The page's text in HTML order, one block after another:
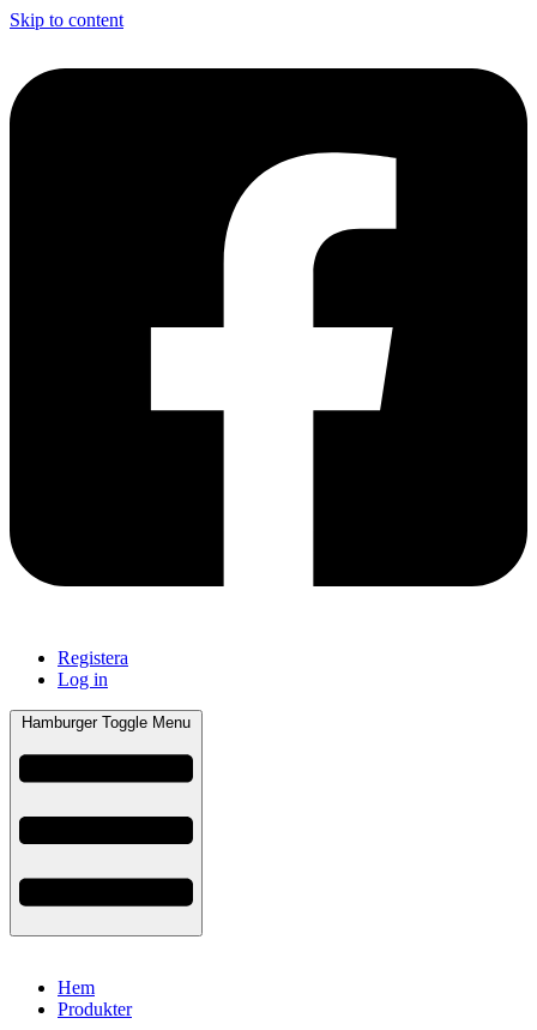
Skip to content
Registera
Log in
Hamburger Toggle Menu
Hem
Produkter